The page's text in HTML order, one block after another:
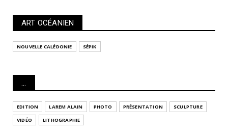
ART OCÉANIEN
NOUVELLE CALÉDONIE SÉPIK
...
EDITION LAREM ALAIN PHOTO PRÉSENTATION
SCULPTURE
VIDÉO
LITHOGRAPHIE